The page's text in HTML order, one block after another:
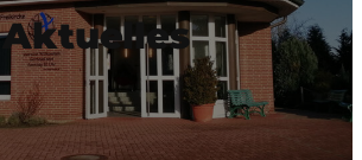
Aktuelles